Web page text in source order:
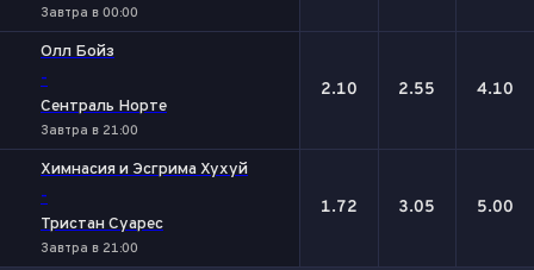
Завтра в 00:00
Олл Бойз
-
Сентраль Норте
Завтра в 21:00
2.10 2.55 4.10
Химнасия и Эсгрима Хухуй
-
Тристан Суарес
Завтра в 21:00
1.72 3.05 5.00